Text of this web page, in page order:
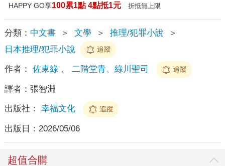
HAPPY GO享100累1點 4點抵1元 折抵無上限
分類： 中文書 ＞ 文學 ＞ 推理/犯罪小說
＞
日本推理/犯罪小說
追蹤
作者： 佐東綠、 二階堂青、綠川聖司 追蹤
譯者： 張智淵
出版社： 幸福文化 追蹤
出版日： 2026/05/06
超值合購